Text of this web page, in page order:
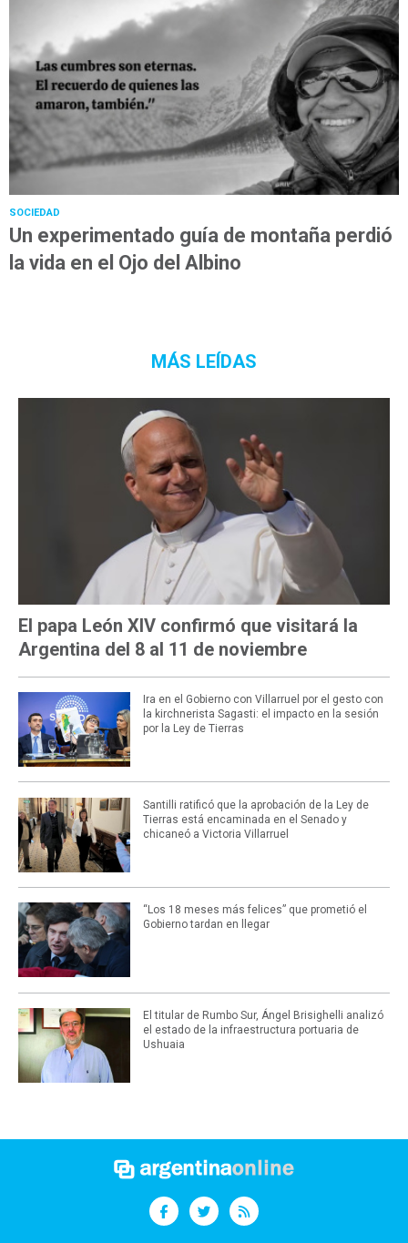
SOCIEDAD
Un experimentado guía de montaña perdió
la vida en el Ojo del Albino
MÁS LEÍDAS
El papa León XIV confirmó que visitará la
Argentina del 8 al 11 de noviembre
Ira en el Gobierno con Villarruel por el gesto con
la kirchnerista Sagasti: el impacto en la sesión
por la Ley de Tierras
Santilli ratificó que la aprobación de la Ley de
Tierras está encaminada en el Senado y
chicaneó a Victoria Villarruel
“Los 18 meses más felices” que prometió el
Gobierno tardan en llegar
El titular de Rumbo Sur, Ángel Brisighelli analizó
el estado de la infraestructura portuaria de
Ushuaia